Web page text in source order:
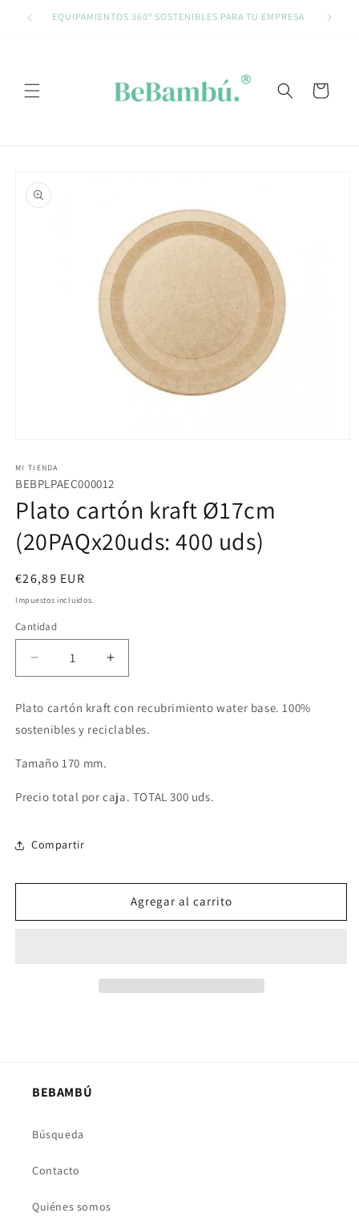
directamenteEQUIPAMIENTOS 360º SOSTENIBLES PARA TU EMPRESA
Carrito
a la
información
multimedia
1
una
ventana
MI TIENDA
BEBPLPAEC000012
Plato cartón kraft Ø17cm
(20PAQx20uds: 400 uds)
Precio
habitual
€26,89 EUR
Impuestos incluidos.
Cantidad
Reducir
cantidad
Plato
cartón
Ø17cm
400
Aumentar
cantidad
Plato
cartón
400
Plato cartón kraft con recubrimiento water base. 100%
sostenibles y reciclables.
Tamaño 170 mm.
Precio total por caja. TOTAL 300 uds.
Compartir
Agregar al carrito
BEBAMBÚ
Búsqueda
Contacto
Quiénes somos